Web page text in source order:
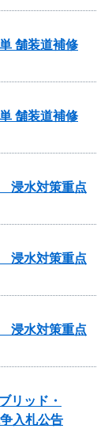
舗装道補修
舗装道補修
浸水対策重点
浸水対策重点
浸水対策重点
リッド・
入札公告